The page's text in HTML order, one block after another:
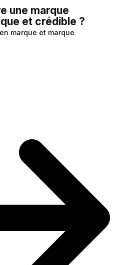
une marque
et crédible ?
marque et marque